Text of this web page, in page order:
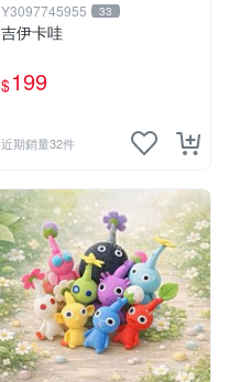
Y3097745955 33
吉伊卡哇
$199
近期銷量32件